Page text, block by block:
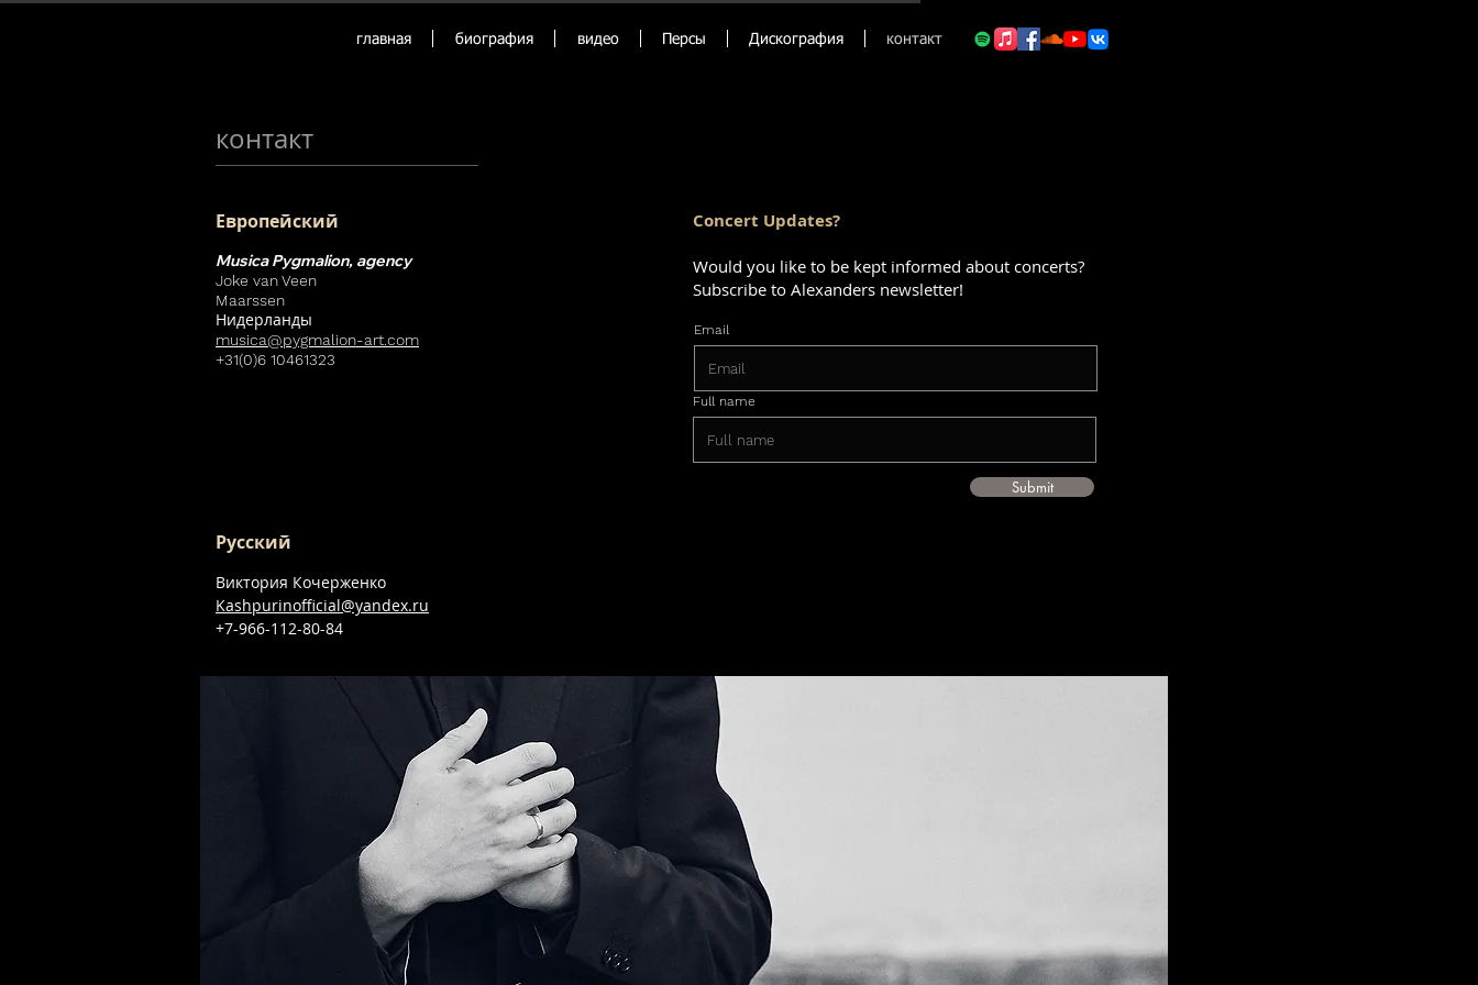
главная биография видео Персы Дискография контакт
контакт
Европейский
Musica Pygmalion, agency
Joke van Veen
Maarssen
Нидерланды
musica@pygmalion-art.com
+31(0)6 10461323
Русский
Виктория Кочерженко
Kashpurinofficial@yandex.ru
+7-966-112-80-84
Concert Updates?
Would you like to be kept informed about concerts?
Subscribe to Alexanders newsletter!
Email
Full name
Submit